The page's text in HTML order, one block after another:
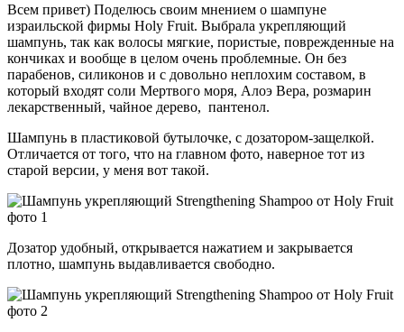
Всем привет) Поделюсь своим мнением о шампуне
израильской фирмы Holy Fruit. Выбрала укрепляющий
шампунь, так как волосы мягкие, пористые, поврежденные на
кончиках и вообще в целом очень проблемные. Он без
парабенов, силиконов и с довольно неплохим составом, в
который входят соли Мертвого моря, Алоэ Вера, розмарин
лекарственный, чайное дерево, пантенол.
Шампунь в пластиковой бутылочке, с дозатором-защелкой.
Отличается от того, что на главном фото, наверное тот из
старой версии, у меня вот такой.
Дозатор удобный, открывается нажатием и закрывается
плотно, шампунь выдавливается свободно.